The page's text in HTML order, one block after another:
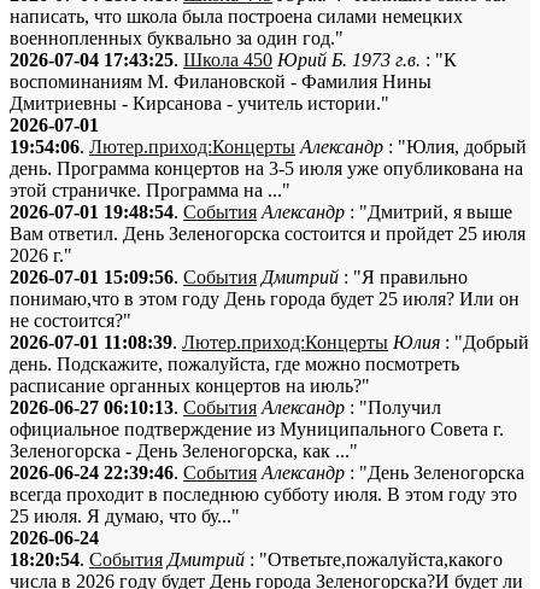
написать, что школа была построена силами немецких
военнопленных буквально за один год."
2026-07-04 17:43:25. Школа 450 Юрий Б. 1973 г.в. : "К
воспоминаниям М. Филановской - Фамилия Нины
Дмитриевны - Кирсанова - учитель истории."
2026-07-01
19:54:06. Лютер.приход:Концерты Александр : "Юлия, добрый
день. Программа концертов на 3-5 июля уже опубликована на
этой страничке. Программа на ..."
2026-07-01 19:48:54. События Александр : "Дмитрий, я выше
Вам ответил. День Зеленогорска состоится и пройдет 25 июля
2026 г."
2026-07-01 15:09:56. События Дмитрий : "Я правильно
понимаю,что в этом году День города будет 25 июля? Или он
не состоится?"
2026-07-01 11:08:39. Лютер.приход:Концерты Юлия : "Добрый
день. Подскажите, пожалуйста, где можно посмотреть
расписание органных концертов на июль?"
2026-06-27 06:10:13. События Александр : "Получил
официальное подтверждение из Муниципального Совета г.
Зеленогорска - День Зеленогорска, как ..."
2026-06-24 22:39:46. События Александр : "День Зеленогорска
всегда проходит в последнюю субботу июля. В этом году это
25 июля. Я думаю, что бу..."
2026-06-24
18:20:54. События Дмитрий : "Ответьте,пожалуйста,какого
числа в 2026 году будет День города Зеленогорска?И будет ли